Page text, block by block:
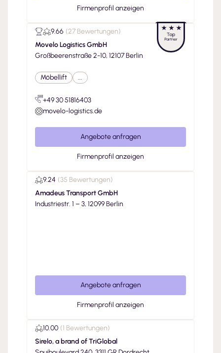
Firmenprofil anzeigen
9.66 (27 Bewertungen)
Movelo Logistics GmbH
Großbeerenstraße 2-10, 12107 Berlin
Möbellift ...
+49 30 51816403
movelo-logistics.de
Angebote anfragen
Firmenprofil anzeigen
9.24 (35 Bewertungen)
Amadeus Transport GmbH
Industriestr. 1 – 3, 12099 Berlin
Angebote anfragen
Firmenprofil anzeigen
10.00 (1 Bewertungen)
Sirelo, a brand of TriGlobal